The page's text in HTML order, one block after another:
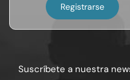
Registrarse
Suscríbete a nuestra